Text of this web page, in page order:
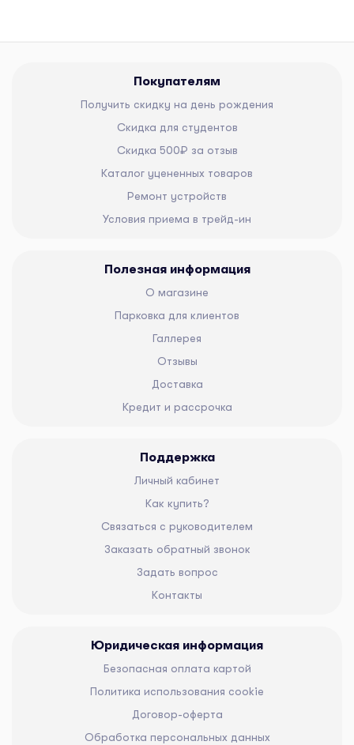
Покупателям
Получить скидку на день рождения
Скидка для студентов
Скидка 500₽ за отзыв
Каталог уцененных товаров
Ремонт устройств
Условия приема в трейд-ин
Полезная информация
О магазине
Парковка для клиентов
Галлерея
Отзывы
Доставка
Кредит и рассрочка
Поддержка
Личный кабинет
Как купить?
Связаться с руководителем
Заказать обратный звонок
Задать вопрос
Контакты
Юридическая информация
Безопасная оплата картой
Политика использования cookie
Договор-оферта
Обработка персональных данных